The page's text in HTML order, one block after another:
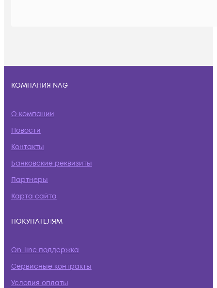
КОМПАНИЯ NAG
О компании
Новости
Контакты
Банковские реквизиты
Партнеры
Карта сайта
ПОКУПАТЕЛЯМ
On-line поддержка
Сервисные контракты
Условия оплаты